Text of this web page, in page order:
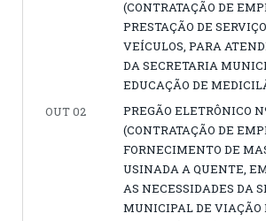
(CONTRATAÇÃO DE
PRESTAÇÃO DE
VEÍCULOS, PARA
DA SECRETARIA
EDUCAÇÃO DE
OUT 02
PREGÃO ELETRÔNICO
(CONTRATAÇÃO DE
FORNECIMENTO DE
USINADA A QUENTE,
AS NECESSIDADES DA
MUNICIPAL DE VIAÇÃO